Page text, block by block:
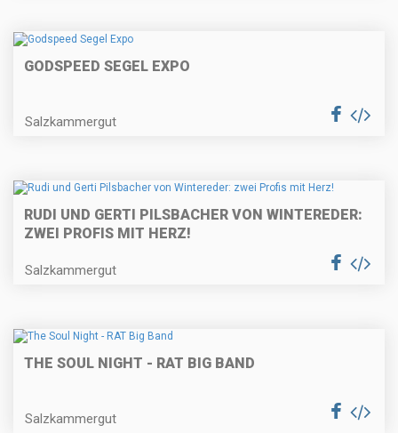
GODSPEED SEGEL EXPO
Salzkammergut
RUDI UND GERTI PILSBACHER VON WINTEREDER:
ZWEI PROFIS MIT HERZ!
Salzkammergut
THE SOUL NIGHT - RAT BIG BAND
Salzkammergut